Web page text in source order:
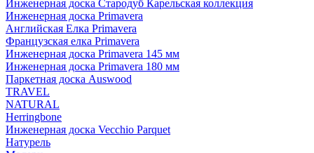
Инженерная доска Стародуб Карельская коллекция
Инженерная доска Primavera
Английская Елка Primavera
Французская елка Primavera
Инженерная доска Primavera 145 мм
Инженерная доска Primavera 180 мм
Паркетная доска Auswood
TRAVEL
NATURAL
Herringbone
Инженерная доска Vecchio Parquet
Натурель